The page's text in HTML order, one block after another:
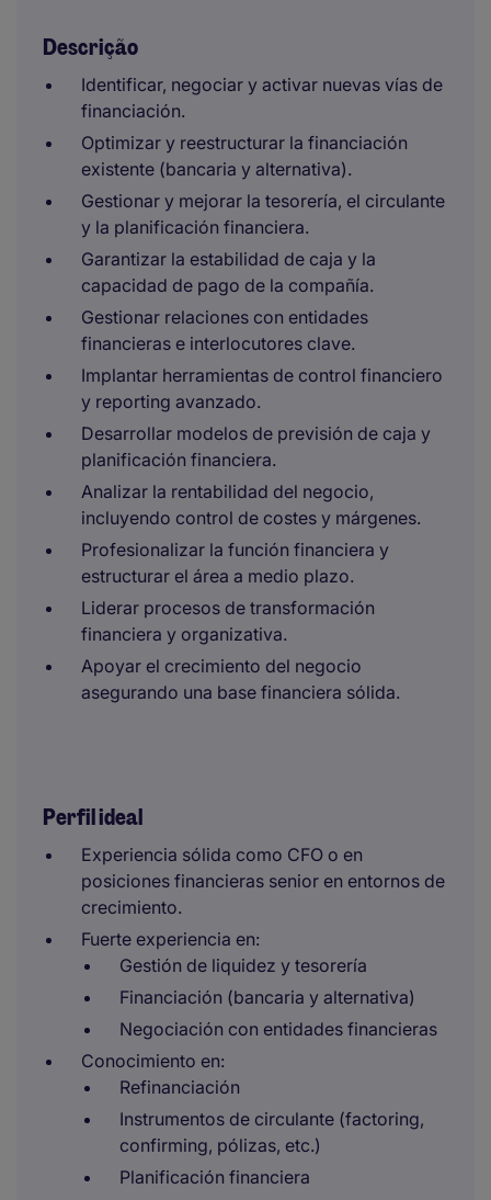
Descrição
Identificar, negociar y activar nuevas vías de
financiación.
Optimizar y reestructurar la financiación
existente (bancaria y alternativa).
Gestionar y mejorar la tesorería, el circulante
y la planificación financiera.
Garantizar la estabilidad de caja y la
capacidad de pago de la compañía.
Gestionar relaciones con entidades
financieras e interlocutores clave.
Implantar herramientas de control financiero
y reporting avanzado.
Desarrollar modelos de previsión de caja y
planificación financiera.
Analizar la rentabilidad del negocio,
incluyendo control de costes y márgenes.
Profesionalizar la función financiera y
estructurar el área a medio plazo.
Liderar procesos de transformación
financiera y organizativa.
Apoyar el crecimiento del negocio
asegurando una base financiera sólida.
Perfil ideal
Experiencia sólida como CFO o en
posiciones financieras senior en entornos de
crecimiento.
Fuerte experiencia en:
Gestión de liquidez y tesorería
Financiación (bancaria y alternativa)
Negociación con entidades financieras
Conocimiento en:
Refinanciación
Instrumentos de circulante (factoring,
confirming, pólizas, etc.)
Planificación financiera